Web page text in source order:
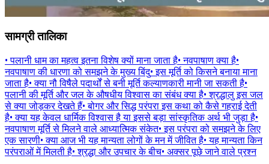
सामग्री तालिका
•पलानी धाम का महत्व इतना विशेष क्यों माना जाता है•नवपाषाण क्या है•
नवपाषाण की धारणा को समझने के मुख्य बिंदु•इस मूर्ति को किसने बनाया माना
जाता है•क्या नौ विषैले पदार्थों से बनी मूर्ति कल्याणकारी मानी जा सकती है•
पलानी की मूर्ति और जल के औषधीय विश्वास का संबंध क्या है•श्रद्धालु इस जल
से क्या जोड़कर देखते हैं•बोगर और सिद्ध परंपरा इस कथा को कैसे गहराई देती
है•क्या यह केवल धार्मिक विश्वास है या इससे बड़ा सांस्कृतिक अर्थ भी जुड़ा है•
नवपाषाण मूर्ति से मिलने वाले आध्यात्मिक संकेत•इस परंपरा को समझने के लिए
एक सारणी•क्या आज भी यह मान्यता लोगों के मन में जीवित है•यह मान्यता किन
परंपराओं में मिलती है•श्रद्धा और उपचार के बीच• अक्सर पूछे जाने वाले प्रश्न